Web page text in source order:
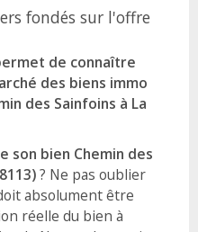
fondés sur l'offre
de connaître
des biens immo
des Sainfoins à La
son bien Chemin des
? Ne pas oublier
absolument être
réelle du bien à